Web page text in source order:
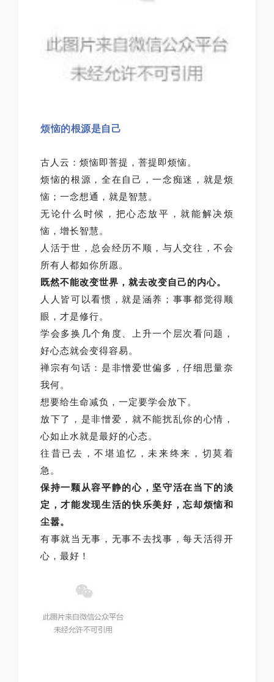
烦恼的根源是自己
古人云：烦恼即菩提，菩提即烦恼。
烦恼的根源，全在自己，一念痴迷，就是烦
恼；一念想通，就是智慧。
无论什么时候，把心态放平，就能解决烦
恼，增长智慧。
人活于世，总会经历不顺，与人交往，不会
所有人都如你所愿。
既然不能改变世界，就去改变自己的内心。
人人皆可以看惯，就是涵养；事事都觉得顺
眼，才是修行。
学会多换几个角度、上升一个层次看问题，
好心态就会变得容易。
禅宗有句话：是非憎爱世偏多，仔细思量奈
我何。
想要给生命减负，一定要学会放下。
放下了，是非憎爱，就不能扰乱你的心情，
心如止水就是最好的心态。
往昔已去，不堪追忆，未来终来，切莫着
急。
保持一颗从容平静的心，坚守活在当下的淡
定，才能发现生活的快乐美好，忘却烦恼和
尘嚣。
有事就当无事，无事不去找事，每天活得开
心，最好！